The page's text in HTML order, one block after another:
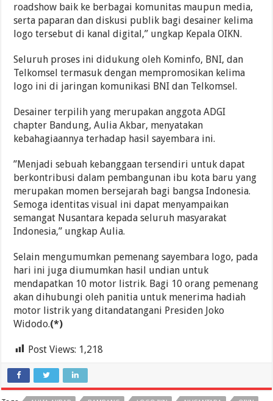
roadshow baik ke berbagai komunitas maupun media,
serta paparan dan diskusi publik bagi desainer kelima
logo tersebut di kanal digital,” ungkap Kepala OIKN.
Seluruh proses ini didukung oleh Kominfo, BNI, dan
Telkomsel termasuk dengan mempromosikan kelima
logo ini di jaringan komunikasi BNI dan Telkomsel.
Desainer terpilih yang merupakan anggota ADGI
chapter Bandung, Aulia Akbar, menyatakan
kebahagiaannya terhadap hasil sayembara ini.
”Menjadi sebuah kebanggaan tersendiri untuk dapat
berkontribusi dalam pembangunan ibu kota baru yang
merupakan momen bersejarah bagi bangsa Indonesia.
Semoga identitas visual ini dapat menyampaikan
semangat Nusantara kepada seluruh masyarakat
Indonesia,” ungkap Aulia.
Selain mengumumkan pemenang sayembara logo, pada
hari ini juga diumumkan hasil undian untuk
mendapatkan 10 motor listrik. Bagi 10 orang pemenang
akan dihubungi oleh panitia untuk menerima hadiah
motor listrik yang ditandatangani Presiden Joko
Widodo.(*)
Post Views: 1,218